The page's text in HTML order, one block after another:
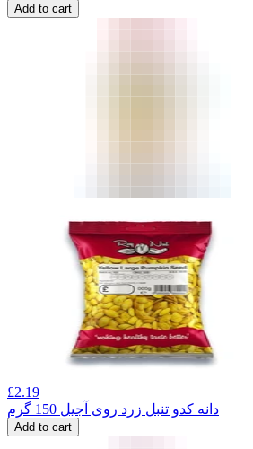
Add to cart
£2.19
دانه کدو تنبل زرد روی آجیل 150 گرم
Add to cart